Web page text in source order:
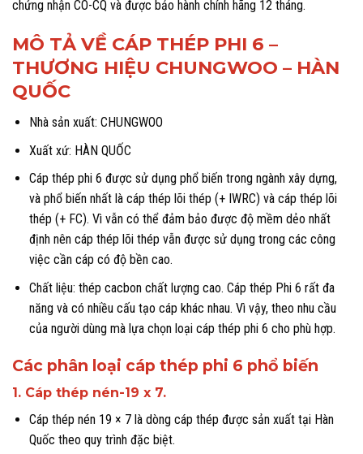
chứng nhận CO-CQ và được bảo hành chính hãng 12 tháng.
MÔ TẢ VỀ CÁP THÉP PHI 6 –
THƯƠNG HIỆU CHUNGWOO – HÀN
QUỐC
Nhà sản xuất: CHUNGWOO
Xuất xứ: HÀN QUỐC
Cáp thép phi 6 được sử dụng phổ biến trong ngành xây dựng,
và phổ biến nhất là cáp thép lõi thép (+ IWRC) và cáp thép lõi
thép (+ FC). Vì vẫn có thể đảm bảo được độ mềm dẻo nhất
định nên cáp thép lõi thép vẫn được sử dụng trong các công
việc cần cáp có độ bền cao.
Chất liệu: thép cacbon chất lượng cao. Cáp thép Phi 6 rất đa
năng và có nhiều cấu tạo cáp khác nhau. Vì vậy, theo nhu cầu
của người dùng mà lựa chọn loại cáp thép phi 6 cho phù hợp.
Các phân loại cáp thép phi 6 phổ biến
1. Cáp thép nén-19 x 7.
Cáp thép nén 19 × 7 là dòng cáp thép được sản xuất tại Hàn
Quốc theo quy trình đặc biệt.